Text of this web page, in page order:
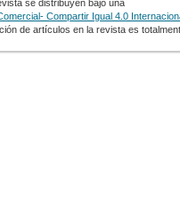
se distribuyen bajo una
Compartir Igual 4.0
de artículos en la revista es